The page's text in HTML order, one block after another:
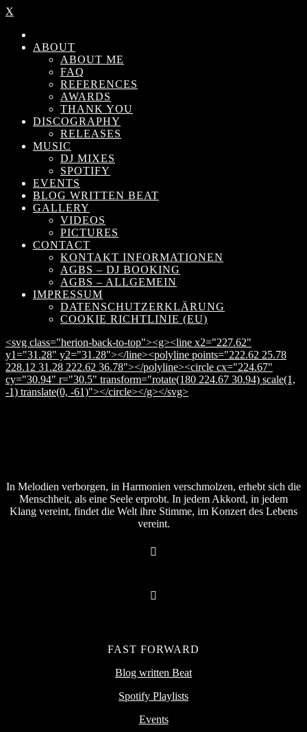
X
ABOUT
ABOUT ME
FAQ
REFERENCES
AWARDS
THANK YOU
DISCOGRAPHY
RELEASES
MUSIC
DJ MIXES
SPOTIFY
EVENTS
BLOG WRITTEN BEAT
GALLERY
VIDEOS
PICTURES
CONTACT
KONTAKT INFORMATIONEN
AGBS – DJ BOOKING
AGBS – ALLGEMEIN
IMPRESSUM
DATENSCHUTZERKLÄRUNG
COOKIE RICHTLINIE (EU)
<svg class="herion-back-to-top"><g><line x2="227.62"
y1="31.28" y2="31.28"></line><polyline points="222.62 25.78
228.12 31.28 222.62 36.78"></polyline><circle cx="224.67"
cy="30.94" r="30.5" transform="rotate(180 224.67 30.94) scale(1,
-1) translate(0, -61)"></circle></g></svg>
In Melodien verborgen, in Harmonien verschmolzen, erhebt sich die
Menschheit, als eine Seele erprobt. In jedem Akkord, in jedem
Klang vereint, findet die Welt ihre Stimme, im Konzert des Lebens
vereint.
FAST FORWARD
Blog written Beat
Spotify Playlists
Events